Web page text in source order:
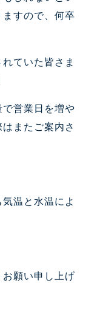
すので、何卒
ていた皆さま
営業日を増や
またご案内さ
温と水温によ
願い申し上げ